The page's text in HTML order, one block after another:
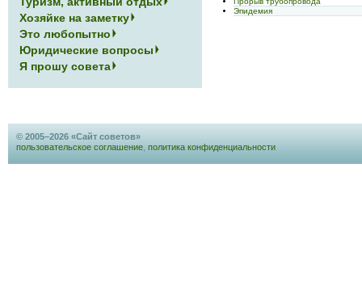
Эпидемия
Хозяйке на заметку
Это любопытно
Юридические вопросы
Я прошу совета
© 2005–2026 «Сайт советов»
пользовательское соглашение политика конфиденциальности